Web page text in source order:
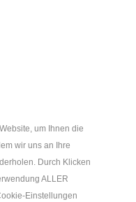
um Ihnen die
wir uns an Ihre
Durch Klicken
ALLER
Einstellungen